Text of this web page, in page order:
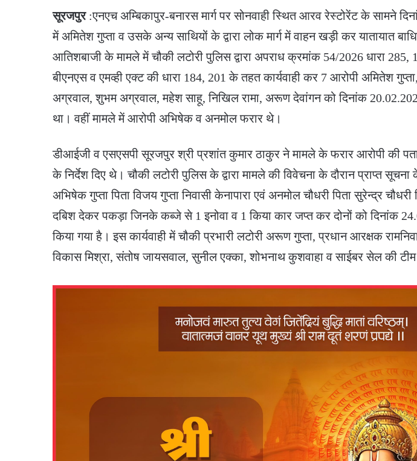
सूरजपुर:एनएच अम्बिकापुर-बनारस मार्ग पर सोनवाही स्थित आरव रेस्टोरेंट के सामने
में अमितेश गुप्ता व उसके अन्य साथियों के द्वारा लोक मार्ग में वाहन खड़ी कर यातायात
आतिशबाजी के मामले में चौकी लटोरी पुलिस द्वारा अपराध क्रमांक 54/2026 धारा
बीएनएस व एमव्ही एक्ट की धारा 184, 201 के तहत कार्यवाही कर 7 आरोपी अमितेश
अग्रवाल, शुभम अग्रवाल, महेश साहू, निखिल रामा, अरूण देवांगन को दिनांक
था। वहीं मामले में आरोपी अभिषेक व अनमोल फरार थे।
डीआईजी व एसएसपी सूरजपुर श्री प्रशांत कुमार ठाकुर ने मामले के फरार आरोपी की
के निर्देश दिए थे। चौकी लटोरी पुलिस के द्वारा मामले की विवेचना के दौरान प्राप्त
अभिषेक गुप्ता पिता विजय गुप्ता निवासी केनापारा एवं अनमोल चौधरी पिता सुरेन्द्र चौधरी
दबिश देकर पकड़ा जिनके कब्जे से 1 इनोवा व 1 किया कार जप्त कर दोनों को दिनांक
किया गया है। इस कार्यवाही में चौकी प्रभारी लटोरी अरूण गुप्ता, प्रधान आरक्षक
विकास मिश्रा, संतोष जायसवाल, सुनील एक्का, शोभनाथ कुशवाहा व साईबर सेल की